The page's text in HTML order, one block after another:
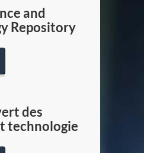
Canada
and
Repository
des
technologie